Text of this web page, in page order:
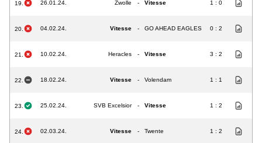
19. 26.01.24. Zwolle - Vitesse 1 : 0
20. 04.02.24. Vitesse - GO AHEAD EAGLES 0 : 2
21. 10.02.24. Heracles - Vitesse 3 : 2
22. 18.02.24. Vitesse - Volendam 1 : 1
23. 25.02.24. SVB Excelsior - Vitesse 1 : 2
24. 02.03.24. Vitesse - Twente 1 : 2